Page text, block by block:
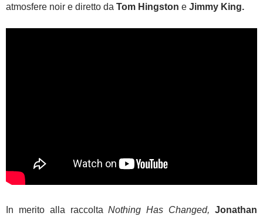
atmosfere noir e diretto da Tom Hingston e Jimmy King.
In merito alla raccoltaNothing Has Changed,Jonathan